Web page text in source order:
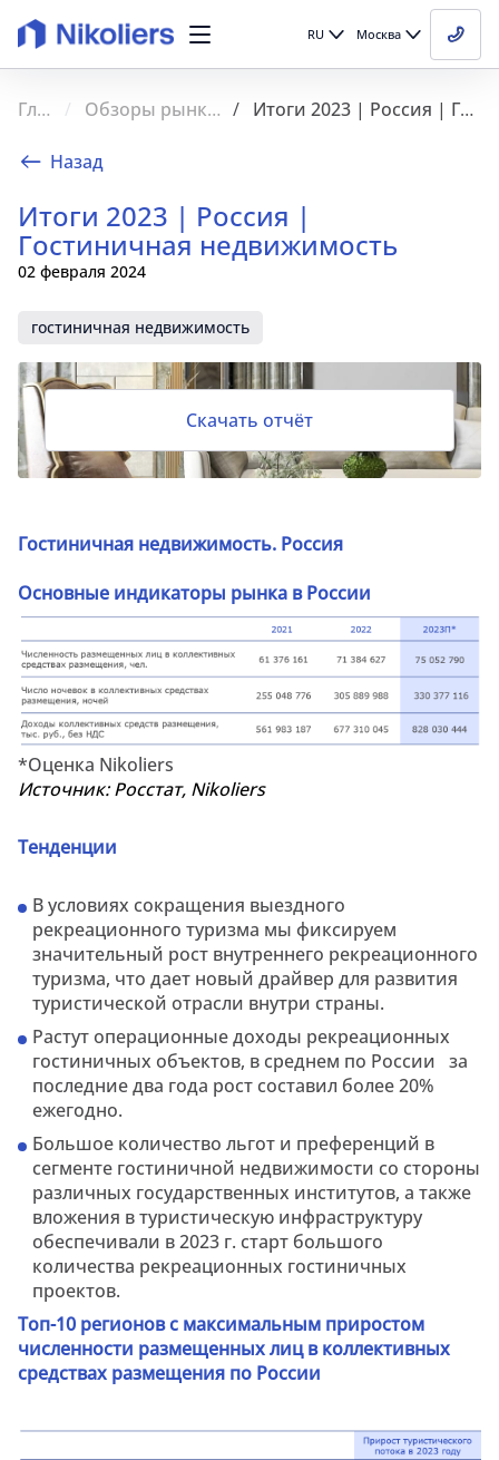
RU Москва
Главная Обзоры рынка недвижимости Итоги 2023 | Россия | Гостиничная недвижимость
Назад
Итоги 2023 | Россия |
Гостиничная недвижимость
02 февраля 2024
гостиничная недвижимость
Скачать отчёт
Гостиничная недвижимость. Россия
Основные индикаторы рынка в России
*Оценка Nikoliers
Источник: Росстат, Nikoliers
Тенденции
В условиях сокращения выездного
рекреационного туризма мы фиксируем
значительный рост внутреннего рекреационного
туризма, что дает новый драйвер для развития
туристической отрасли внутри страны.
Растут операционные доходы рекреационных
гостиничных объектов, в среднем по России за
последние два года рост составил более 20%
ежегодно.
Большое количество льгот и преференций в
сегменте гостиничной недвижимости со стороны
различных государственных институтов, а также
вложения в туристическую инфраструктуру
обеспечивали в 2023 г. старт большого
количества рекреационных гостиничных
проектов.
Топ-10 регионов с максимальным приростом
численности размещенных лиц в коллективных
средствах размещения по России